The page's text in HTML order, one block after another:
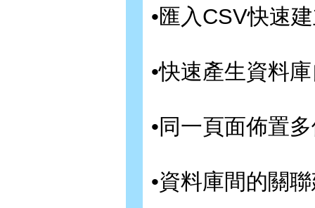
•匯入CSV快速
•快速產生資料
•同一頁面佈置
•資料庫間的關